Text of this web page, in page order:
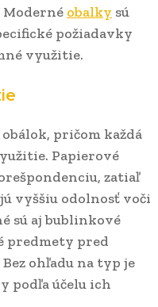
obalky sú
požiadavky
využitie.
pričom každá
Papierové
zatiaľ
vyššiu odolnosť voči
sú aj bublinkové
predmety pred
ohľadu na typ je
podľa účelu ich